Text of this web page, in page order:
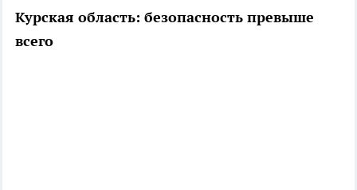
Курская область: безопасность превыше
всего